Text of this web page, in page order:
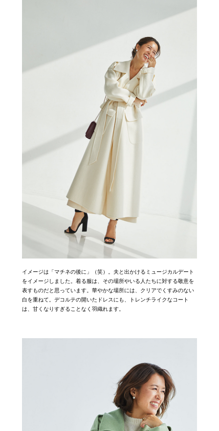
イメージは「マチネの後に」（笑）。夫と出かけるミュージカルデート
をイメージしました。着る服は、その場所やいる人たちに対する敬意を
表すものだと思っています。華やかな場所には、クリアでくすみのない
白を重ねて。デコルテの開いたドレスにも、トレンチライクなコート
は、甘くなりすぎることなく羽織れます。